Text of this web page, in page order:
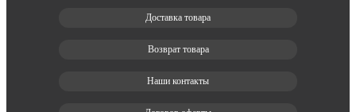
Доставка товара
Возврат товара
Наши контакты